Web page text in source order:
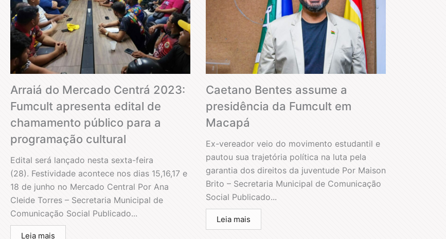
Arraiá do Mercado Centrá 2023:
Fumcult apresenta edital de
chamamento público para a
programação cultural
Edital será lançado nesta sexta-feira
(28). Festividade acontece nos dias 15,16,17 e
18 de junho no Mercado Central Por Ana
Cleide Torres – Secretaria Municipal de
Comunicação Social Publicado...
Leia mais
Caetano Bentes assume a
presidência da Fumcult em
Macapá
Ex-vereador veio do movimento estudantil e
pautou sua trajetória política na luta pela
garantia dos direitos da juventude Por Maison
Brito – Secretaria Municipal de Comunicação
Social Publicado...
Leia mais